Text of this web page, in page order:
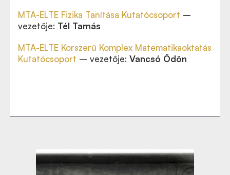
MTA-ELTE Fizika Tanítása Kutatócsoport –
vezetője: Tél Tamás
MTA-ELTE Korszerű Komplex Matematikaoktatás
Kutatócsoport – vezetője: Vancsó Ödön